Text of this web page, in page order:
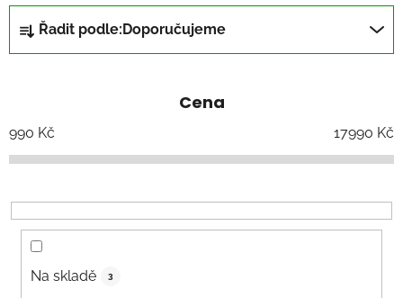
Ř
a
z
í
p
o
d
Řadit podle: Doporučujeme
Cena
990 Kč 17990 Kč
Na skladě 3